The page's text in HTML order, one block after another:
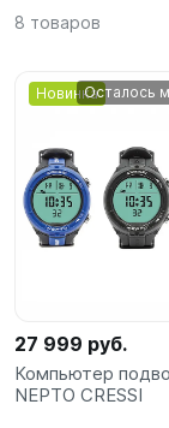
Бассейн
SUP-
Карты
8 товаров
НовинкаОсталось
27 999 руб.
Компьютер
NEPTO CRESSI